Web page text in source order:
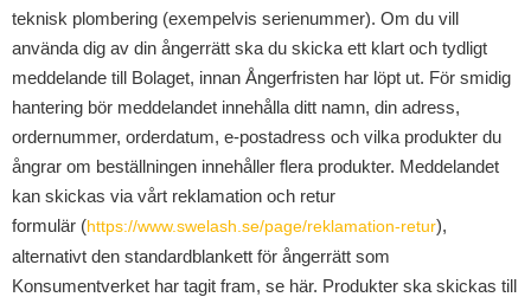
teknisk plombering (exempelvis serienummer). Om du vill
använda dig av din ångerrätt ska du skicka ett klart och tydligt
meddelande till Bolaget, innan Ångerfristen har löpt ut. För smidig
hantering bör meddelandet innehålla ditt namn, din adress,
ordernummer, orderdatum, e-postadress och vilka produkter du
ångrar om beställningen innehåller flera produkter. Meddelandet
kan skickas via vårt reklamation och retur
formulär (https://www.swelash.se/page/reklamation-retur),
alternativt den standardblankett för ångerrätt som
Konsumentverket har tagit fram, se här. Produkter ska skickas till